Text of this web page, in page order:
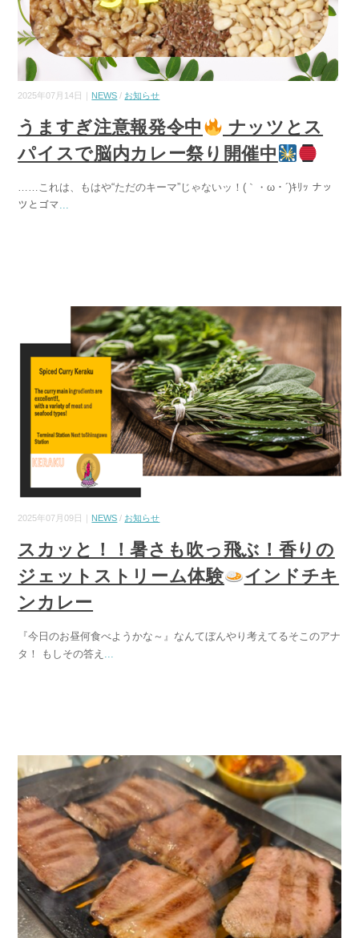
2025年07月14日｜ NEWS / お知らせ
うますぎ注意報発令中
ナッツとス
パイスで脳内カレー祭り開催中
……これは、もはや“ただのキーマ”じゃないッ！(｀・ω・´)ｷﾘｯ ナッ
ツとゴマ...
2025年07月09日｜ NEWS / お知らせ
スカッと！！暑さも吹っ飛ぶ！香りの
ジェットストリーム体験
インドチキ
ンカレー
『今日のお昼何食べようかな～』なんてぼんやり考えてるそこのアナ
タ！ もしその答え